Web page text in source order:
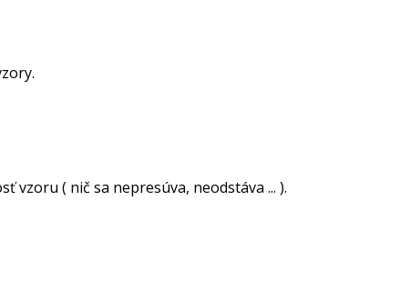
( nič sa nepresúva, neodstáva ... ).